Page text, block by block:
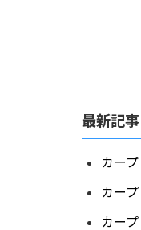
最新記事
カー
カー
カー